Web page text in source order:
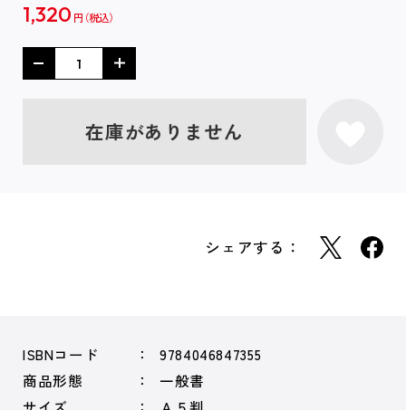
1,320 円
在庫がありません
シェアする：
ISBNコード
9784046847355
商品形態
一般書